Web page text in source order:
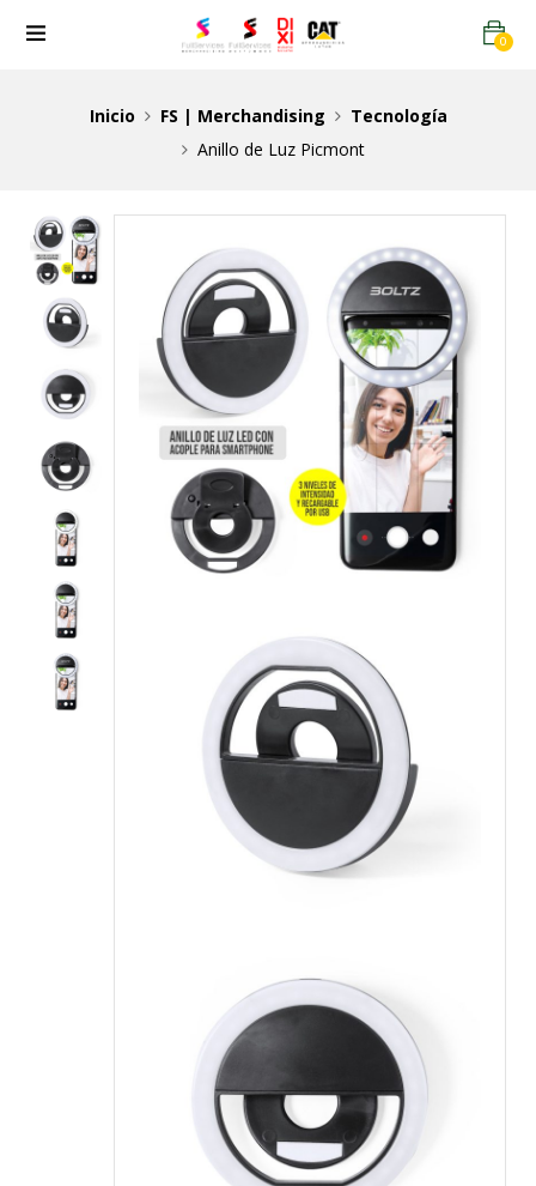
0
Inicio FS | Merchandising
Tecnología
Anillo de Luz Picmont